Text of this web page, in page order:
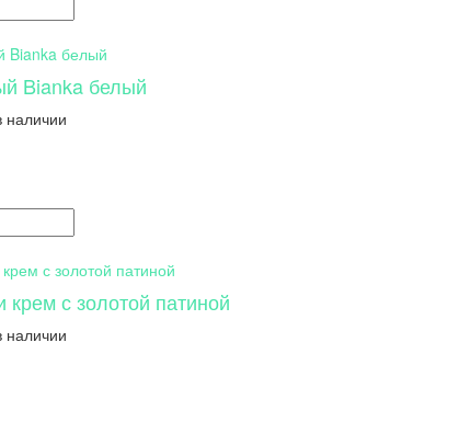
Bianka белый
наличии
крем с золотой патиной
наличии